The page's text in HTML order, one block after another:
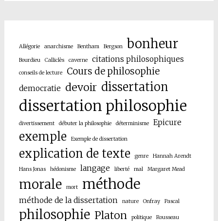
Allégorie anarchisme Bentham Bergson bonheur
Bourdieu Calliclès caverne citations philosophiques
conseils de lecture Cours de philosophie
democratie devoir dissertation
dissertation philosophie
divertissement débuter la philosophie déterminisme Epicure
exemple Exemple de dissertation
explication de texte genre Hannah Arendt
Hans Jonas hédonisme langage liberté mal Margaret Mead
morale mort méthode
méthode de la dissertation nature Onfray Pascal
philosophie Platon politique Rousseau